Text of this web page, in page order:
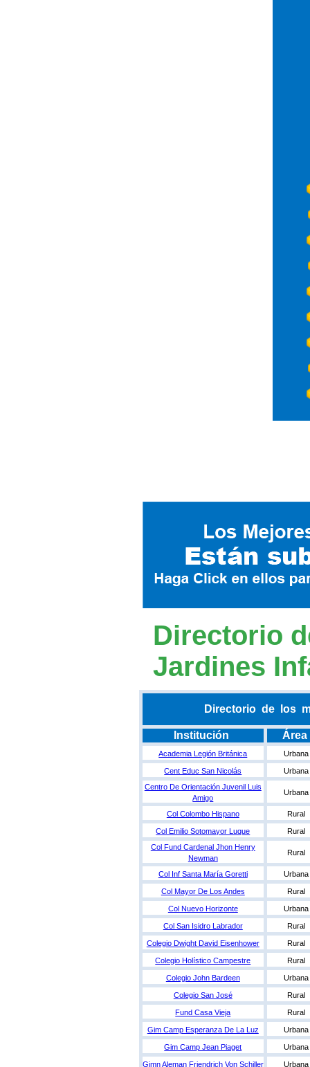
Directorio
Jardines
Directorio de los
Institución Área
Academia Legión Británica Urbana
Cent Educ San Nicolás
Urbana
Centro De Orientación Juvenil Luis
Amigo
Urbana
Col Colombo Hispano Rural
Col Emilio Sotomayor Luque
Rural
Col Fund Cardenal Jhon Henry
Newman
Rural
Col Inf Santa María Goretti Urbana
Col Mayor De Los Andes Rural
Col Nuevo Horizonte Urbana
Col San Isidro Labrador Rural
Colegio Dwight David Eisenhower Rural
Colegio Holístico Campestre Rural
Colegio John Bardeen Urbana
Colegio San José Rural
Fund Casa Vieja Rural
Gim Camp Esperanza De La Luz Urbana
Gim Camp Jean Piaget Urbana
Gimn Aleman Friendrich Von Schiller Urbana